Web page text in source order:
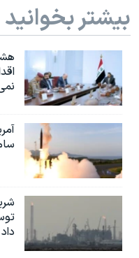
بیشتر بخوانید
داد